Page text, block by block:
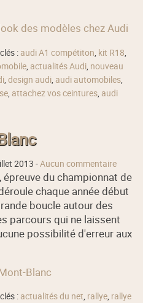
des modèles chez Audi
: audi A1 compétiton, kit R18,
, actualités Audi, nouveau
,design audi, audi automobiles,
, attachez vos ceintures, audi
2013 -Aucun commentaire
, épreuve du championnat de
chaque année début
boucle autour des
parcours qui ne laissent
possibilité d'erreur aux
Blanc
: actualités du net, rallye, rallye